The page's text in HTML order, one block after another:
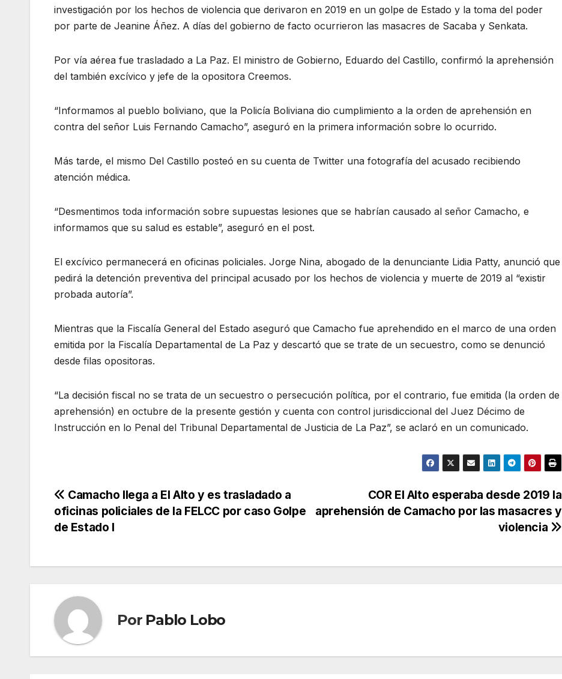
investigación por los hechos de violencia que derivaron en 2019 en un golpe de Estado y la toma del poder
por parte de Jeanine Áñez. A días del gobierno de facto ocurrieron las masacres de Sacaba y Senkata.
Por vía aérea fue trasladado a La Paz. El ministro de Gobierno, Eduardo del Castillo, confirmó la aprehensión
del también excívico y jefe de la opositora Creemos.
“Informamos al pueblo boliviano, que la Policía Boliviana dio cumplimiento a la orden de aprehensión en
contra del señor Luis Fernando Camacho”, aseguró en la primera información sobre lo ocurrido.
Más tarde, el mismo Del Castillo posteó en su cuenta de Twitter una fotografía del acusado recibiendo
atención médica.
“Desmentimos toda información sobre supuestas lesiones que se habrían causado al señor Camacho, e
informamos que su salud es estable”, aseguró en el post.
El excívico permanecerá en oficinas policiales. Jorge Nina, abogado de la denunciante Lidia Patty, anunció que
pedirá la detención preventiva del principal acusado por los hechos de violencia y muerte de 2019 al “existir
probada autoría”.
Mientras que la Fiscalía General del Estado aseguró que Camacho fue aprehendido en el marco de una orden
emitida por la Fiscalía Departamental de La Paz y descartó que se trate de un secuestro, como se denunció
desde filas opositoras.
“La decisión fiscal no se trata de un secuestro o persecución política, por el contrario, fue emitida (la orden de
aprehensión) en octubre de la presente gestión y cuenta con control jurisdiccional del Juez Décimo de
Instrucción en lo Penal del Tribunal Departamental de Justicia de La Paz”, se aclaró en un comunicado.
Navegación
de
COR El Alto esperaba desde 2019 la
aprehensión de Camacho por las masacres y
violencia
Camacho llega a El Alto y es trasladado a
oficinas policiales de la FELCC por caso Golpe
de Estado I
Por Pablo Lobo